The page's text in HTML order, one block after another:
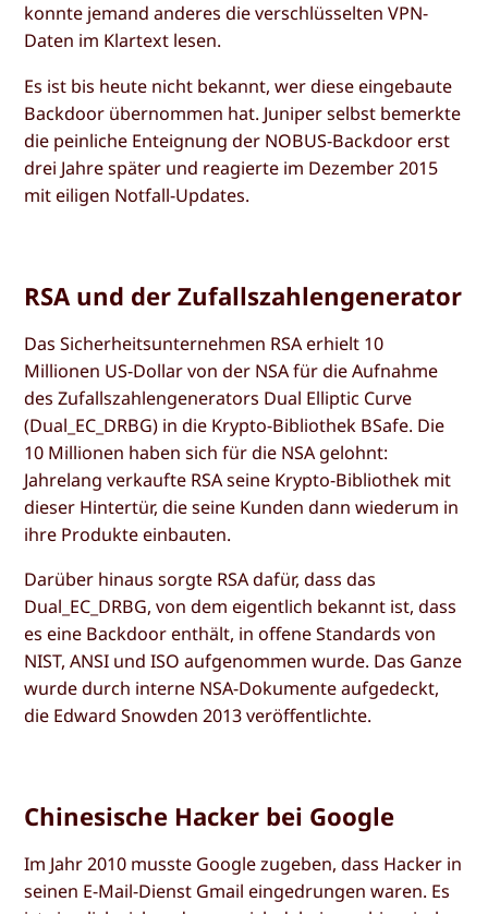
konnte jemand anderes die verschlüsselten VPN-
Daten im Klartext lesen.
Es ist bis heute nicht bekannt, wer diese eingebaute
Backdoor übernommen hat. Juniper selbst bemerkte
die peinliche Enteignung der NOBUS-Backdoor erst
drei Jahre später und reagierte im Dezember 2015
mit eiligen Notfall-Updates.
RSA und der Zufallszahlengenerator
Das Sicherheitsunternehmen RSA erhielt 10
Millionen US-Dollar von der NSA für die Aufnahme
des Zufallszahlengenerators Dual Elliptic Curve
(Dual_EC_DRBG) in die Krypto-Bibliothek BSafe. Die
10 Millionen haben sich für die NSA gelohnt:
Jahrelang verkaufte RSA seine Krypto-Bibliothek mit
dieser Hintertür, die seine Kunden dann wiederum in
ihre Produkte einbauten.
Darüber hinaus sorgte RSA dafür, dass das
Dual_EC_DRBG, von dem eigentlich bekannt ist, dass
es eine Backdoor enthält, in offene Standards von
NIST, ANSI und ISO aufgenommen wurde. Das Ganze
wurde durch interne NSA-Dokumente aufgedeckt,
die Edward Snowden 2013 veröffentlichte.
Chinesische Hacker bei Google
Im Jahr 2010 musste Google zugeben, dass Hacker in
seinen E-Mail-Dienst Gmail eingedrungen waren. Es